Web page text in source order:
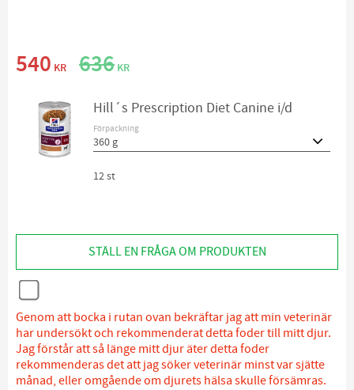
Nedsatt pris:
540 KR Ordinarie pris:
636 KR
Hill´s Prescription Diet Canine i/d
Förpackning
12 st
STÄLL EN FRÅGA OM PRODUKTEN
Genom att bocka i rutan ovan bekräftar jag att min veterinär
har undersökt och rekommenderat detta foder till mitt djur.
Jag förstår att så länge mitt djur äter detta foder
rekommenderas det att jag söker veterinär minst var sjätte
månad, eller omgående om djurets hälsa skulle försämras.